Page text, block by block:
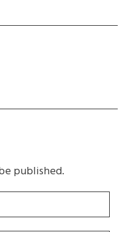
published.